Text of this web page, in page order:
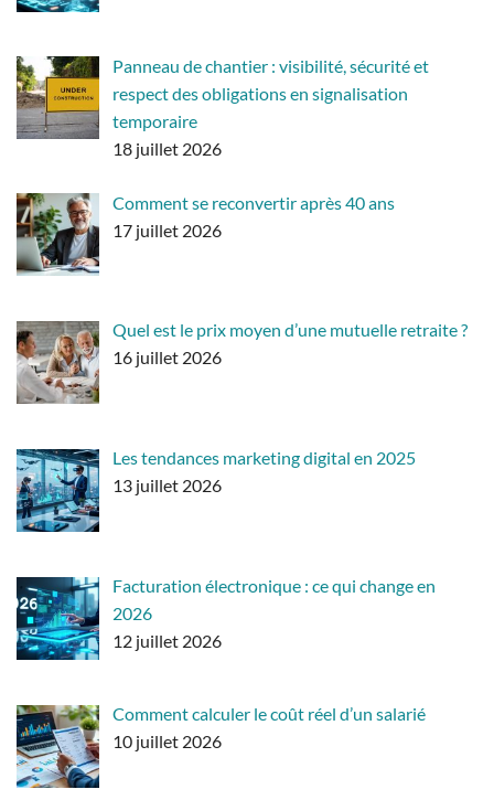
Panneau de chantier : visibilité, sécurité et
respect des obligations en signalisation
temporaire
18 juillet 2026
Comment se reconvertir après 40 ans
17 juillet 2026
Quel est le prix moyen d’une mutuelle retraite ?
16 juillet 2026
Les tendances marketing digital en 2025
13 juillet 2026
Facturation électronique : ce qui change en
2026
12 juillet 2026
Comment calculer le coût réel d’un salarié
10 juillet 2026